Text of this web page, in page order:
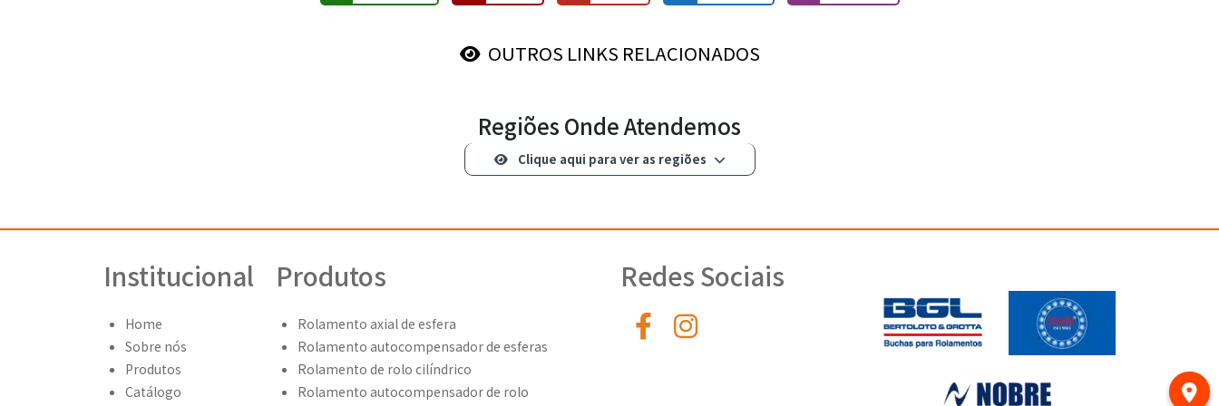
OUTROS LINKS RELACIONADOS
Regiões Onde Atendemos
Clique aqui para ver as regiões
Institucional
Home
Sobre nós
Produtos
Catálogo
Produtos
Rolamento axial de esfera
Rolamento autocompensador de esferas
Rolamento de rolo cilíndrico
Rolamento autocompensador de rolo
Redes Sociais